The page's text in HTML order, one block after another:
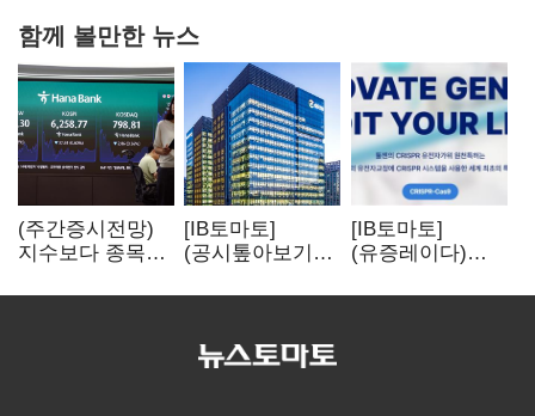
함께 볼만한 뉴스
(주간증시전망)
지수보다 종목…
이어진다
[IB토마토]
(공시톺아보기)
바로 매출로
[IB토마토]
(유증레이다)
3분의 1 토막…